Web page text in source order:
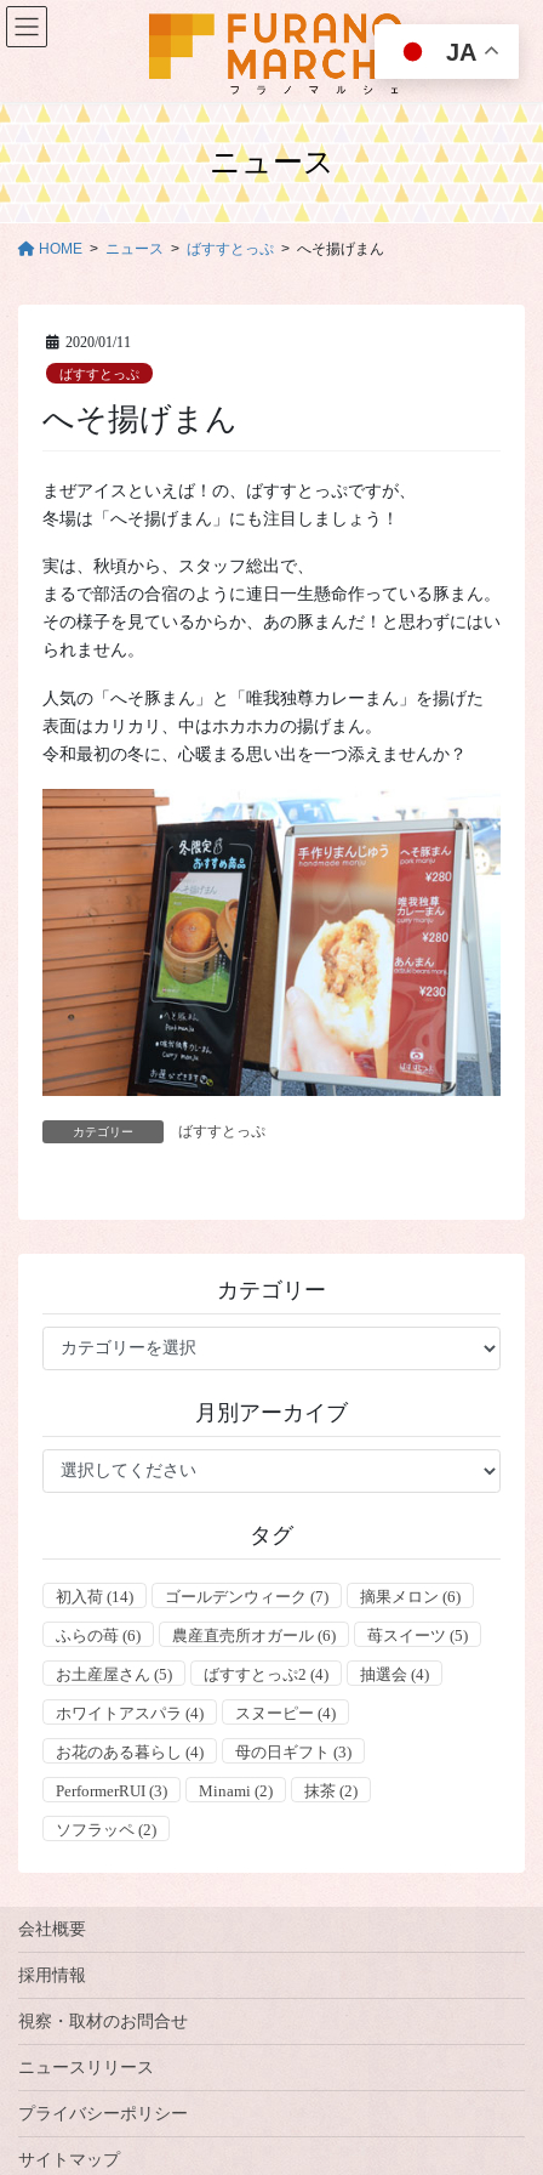
コ
ン
ツ
移
動
ナ
ビ
シ
ン
に
ニュース
HOME ニュース ばすすとっぷ へそ揚げまん
2020/01/11
ばすすとっぷ
へそ揚げまん
まぜアイスといえば！の、ばすすとっぷですが、
冬場は「へそ揚げまん」にも注目しましょう！
実は、秋頃から、スタッフ総出で、
まるで部活の合宿のように連日一生懸命作っている豚まん。
その様子を見ているからか、あの豚まんだ！と思わずにはい
られません。
人気の「へそ豚まん」と「唯我独尊カレーまん」を揚げた
表面はカリカリ、中はホカホカの揚げまん。
令和最初の冬に、心暖まる思い出を一つ添えませんか？
カテゴリー ばすすとっぷ
カテゴリー
ー
月別アーカイブ
タグ
初入荷(14) ゴールデンウィーク (7) 摘果メロン (6)
ふらの苺(6) 農産直売所オガール(6) 苺スイーツ (5)
お土産屋さん (5) ばすすとっぷ2 (4) 抽選会 (4)
ホワイトアスパラ (4) スヌーピー (4)
お花のある暮らし (4) 母の日ギフト (3)
PerformerRUI(3) Minami (2) 抹茶(2)
ソフラッペ(2)
会社概要
採用情報
視察・取材のお問合せ
ニュースリリース
プライバシーポリシー
サイトマップ
JA